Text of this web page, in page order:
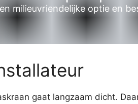
milieuvriendelijke optie en
gaat langzaam dicht.